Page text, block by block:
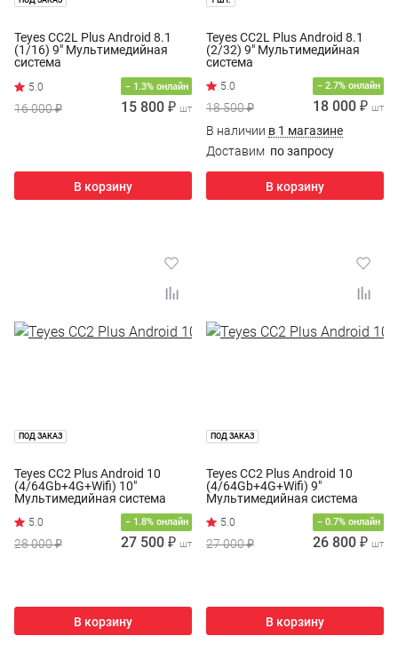
Teyes CC2L Plus Android 8.1
(1/16) 9" Мультимедийная
система
− 1.3% онлайн
16 000 ₽ 15 800 ₽ шт
В корзину
Teyes CC2L Plus Android 8.1
(2/32) 9" Мультимедийная
система
− 2.7% онлайн
18 500 ₽ 18 000 ₽ шт
В наличии в 1 магазине
Доставим по запросу
В корзину
ПОД ЗАКАЗ
Teyes CC2 Plus Android 10
(4/64Gb+4G+Wifi) 10"
Мультимедийная система
− 1.8% онлайн
28 000 ₽ 27 500 ₽ шт
В корзину
ПОД ЗАКАЗ
Teyes CC2 Plus Android 10
(4/64Gb+4G+Wifi) 9"
Мультимедийная система
− 0.7% онлайн
27 000 ₽ 26 800 ₽ шт
В корзину